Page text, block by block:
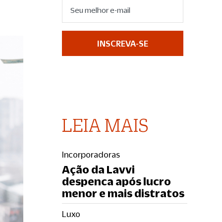
INSCREVA-SE
LEIA MAIS
Incorporadoras
Ação da Lavvi
despenca após lucro
menor e mais distratos
Luxo